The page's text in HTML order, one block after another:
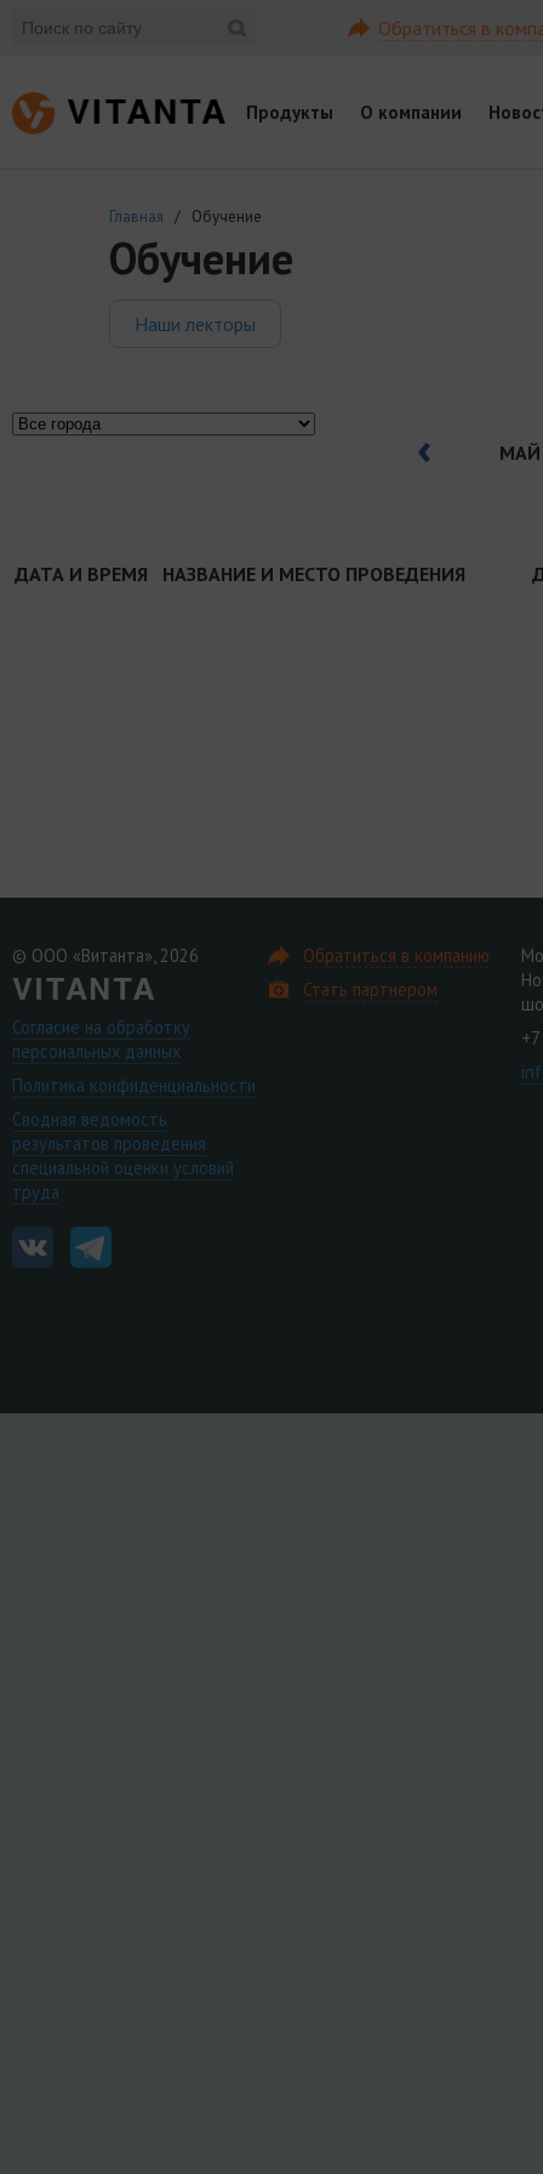
Обратиться в
Продукты О компании
Главная / Обучение
Обучение
Наши лекторы
МАЙ
ДАТА И ВРЕМЯ НАЗВАНИЕ И МЕСТО ПРОВЕДЕНИЯ
© ООО «Витанта», 2026
Согласие на обработку
персональных данных
Политика конфиденциальности
Сводная ведомость
результатов проведения
специальной оценки условий
труда
Обратиться в компанию
Стать партнером